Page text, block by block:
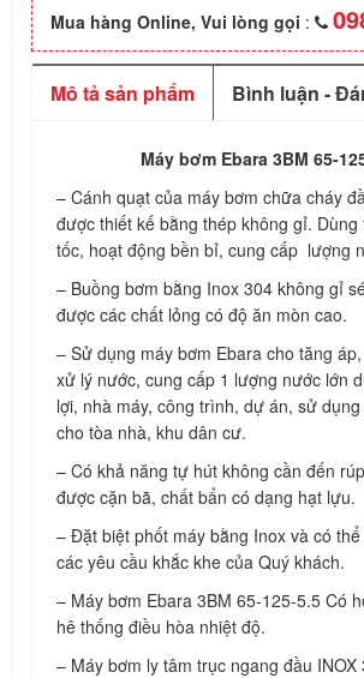
Mua hàng Online, Vui lòng gọi :
Mô tả sản phẩm Bình luận -
Máy bơm Ebara 3BM 65-
– Cánh quạt của máy bơm chữa cháy
được thiết kế bằng thép không gỉ. Dùng
tốc, hoạt động bền bỉ, cung cấp lượng
– Buồng bơm bằng Inox 304 không gỉ
được các chất lỏng có độ ăn mòn cao.
– Sử dụng máy bơm Ebara cho tăng
xử lý nước, cung cấp 1 lượng nước lớn
lợi, nhà máy, công trình, dự án, sử
cho tòa nhà, khu dân cư.
– Có khả năng tự hút không cần đến
được cặn bã, chất bẩn có dạng hạt lựu.
– Đặt biệt phốt máy bằng Inox và có
các yêu cầu khắc khe của Quý khách.
– Máy bơm Ebara 3BM 65-125-5.5 Có
hê thống điều hòa nhiệt độ.
– Máy bơm ly tâm trục ngang đầu